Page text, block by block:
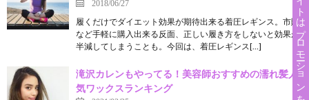
2018/06/27
履くだけでダイエット効果が期待出来る着圧レギンス。市販
など手軽に購入出来る反面、正しい履き方をしないと効果が
半減してしまうことも。今回は、着圧レギンス[…]
滝沢カレンもやってる！美容師おすすめの濡れ髪人
気ワックスランキング